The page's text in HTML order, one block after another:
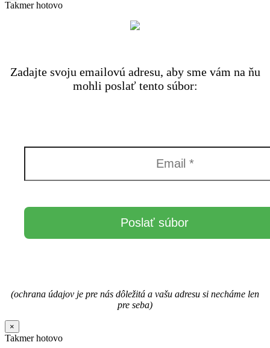
Takmer hotovo
Zadajte svoju emailovú adresu, aby sme vám na ňu
mohli poslať tento súbor:
(ochrana údajov je pre nás dôležitá a vašu adresu si necháme len
pre seba)
×
Takmer hotovo